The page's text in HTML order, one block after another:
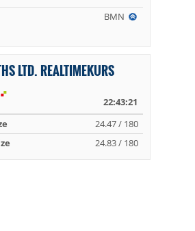
BMN
LTD. REALTIMEKURS
22:43:21
24.47 / 180
24.83 / 180